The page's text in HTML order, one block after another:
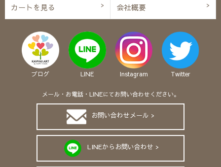
カートを見る 会社概要
ブログ LINE Instagram Twitter
メール・お電話・LINEにてお問い合わせください。
お問い合わせメール >
LINEからお問い合わせ >